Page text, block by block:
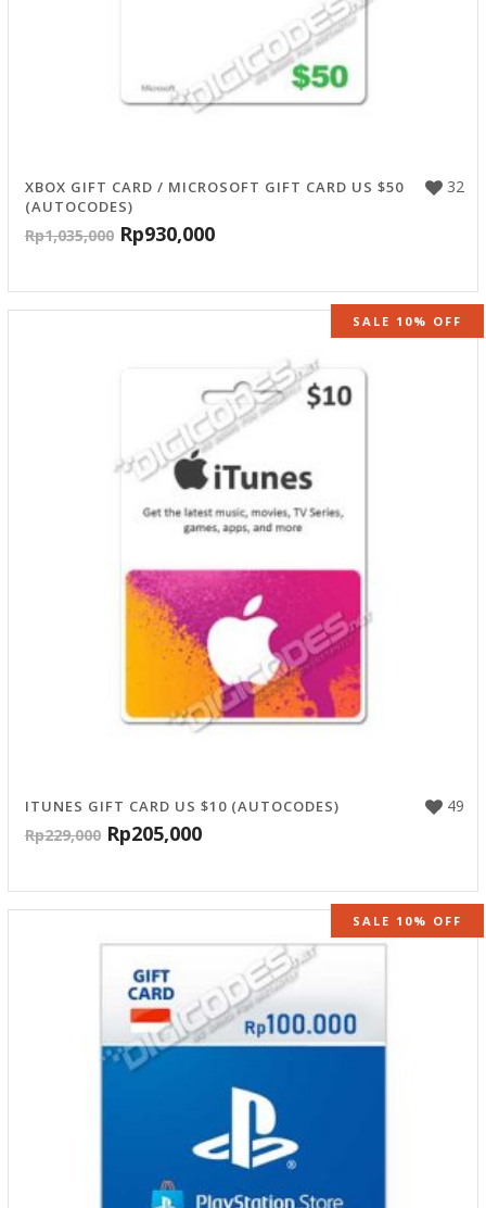
32
XBOX GIFT CARD / MICROSOFT GIFT CARD US $50
(AUTOCODES)
Rp1,035,000 Rp930,000
SALE 10% OFF
49
ITUNES GIFT CARD US $10 (AUTOCODES)
Rp229,000 Rp205,000
SALE 10% OFF